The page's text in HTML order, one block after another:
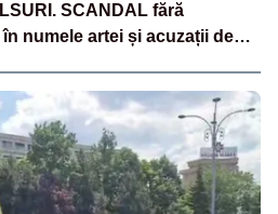
SCANDAL fără
numele artei și acuzații de